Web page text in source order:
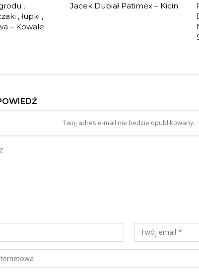
,
, łupki ,
– Kowale
Jacek Dubiał Patimex – Kicin
Twoj adres e-mail nie bedzie opublikowany.